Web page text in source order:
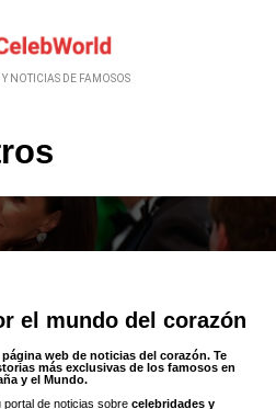
NOTICIAS DE FAMOSOS
el mundo del corazón
web de noticias del corazón. Te
más exclusivas de los famosos en
y el Mundo.
portal de noticias sobre celebridades y